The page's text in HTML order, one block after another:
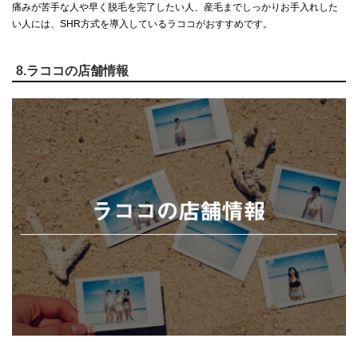
痛みが苦手な人や早く脱毛を完了したい人、産毛までしっかりお手入れした
い人には、SHR方式を導入しているラココがおすすめです。
8.ラココの店舗情報